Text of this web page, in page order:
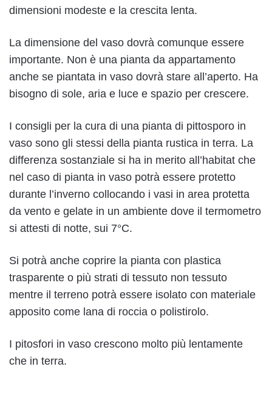
dimensioni modeste e la crescita lenta.
La dimensione del vaso dovrà comunque essere
importante. Non è una pianta da appartamento
anche se piantata in vaso dovrà stare all’aperto. Ha
bisogno di sole, aria e luce e spazio per crescere.
I consigli per la cura di una pianta di pittosporo in
vaso sono gli stessi della pianta rustica in terra. La
differenza sostanziale si ha in merito all’habitat che
nel caso di pianta in vaso potrà essere protetto
durante l’inverno collocando i vasi in area protetta
da vento e gelate in un ambiente dove il termometro
si attesti di notte, sui 7°C.
Si potrà anche coprire la pianta con plastica
trasparente o più strati di tessuto non tessuto
mentre il terreno potrà essere isolato con materiale
apposito come lana di roccia o polistirolo.
I pitosfori in vaso crescono molto più lentamente
che in terra.